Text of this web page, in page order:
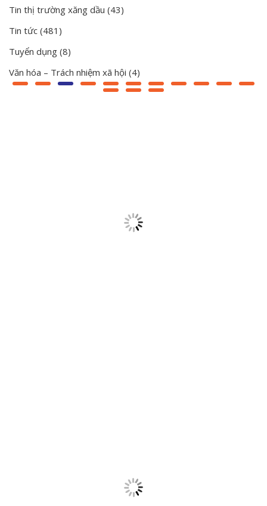
Tin thị trường xăng dầu (43)
Tin tức (481)
Tuyển dụng (8)
Văn hóa – Trách nhiệm xã hội (4)